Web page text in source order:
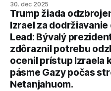
30. dec 2025
Trump žiada
Izrael za
Lead: Bývalý
zdôraznil potrebu
ocenil prístup Izraela
pásme Gazy počas
Netanjahuom.